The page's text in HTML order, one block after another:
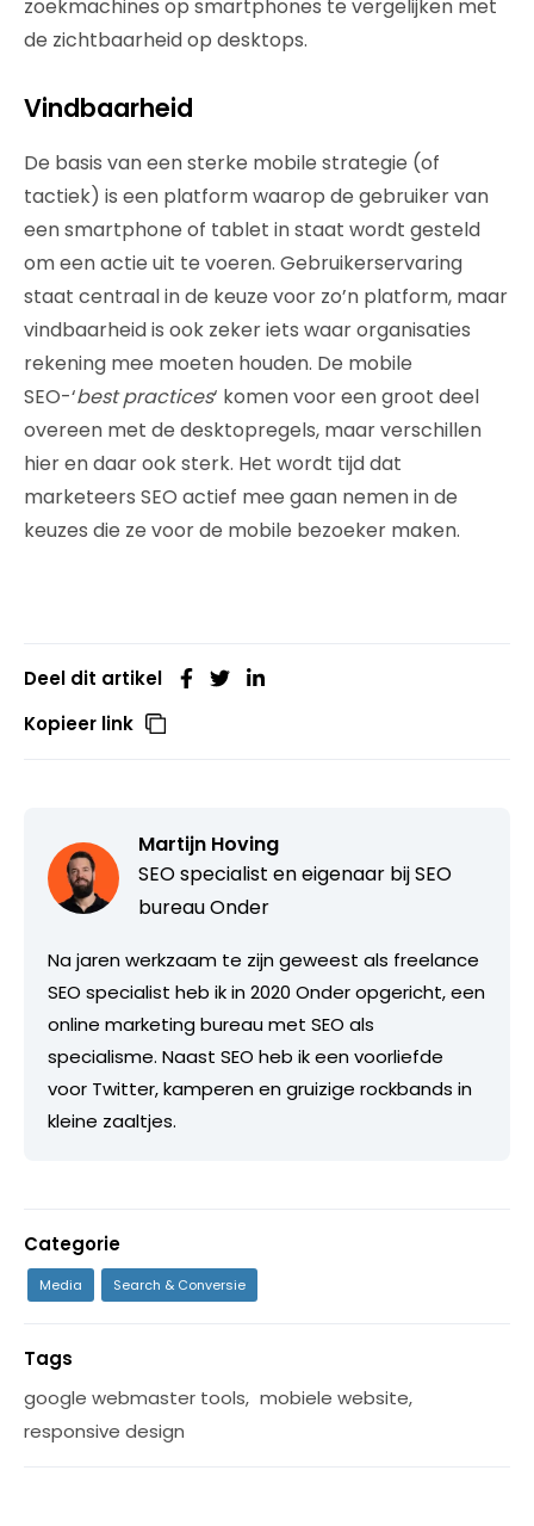
zoekmachines op smartphones te vergelijken met
de zichtbaarheid op desktops.
Vindbaarheid
De basis van een sterke mobile strategie (of
tactiek) is een platform waarop de gebruiker van
een smartphone of tablet in staat wordt gesteld
om een actie uit te voeren. Gebruikerservaring
staat centraal in de keuze voor zo’n platform, maar
vindbaarheid is ook zeker iets waar organisaties
rekening mee moeten houden. De mobile
SEO-‘best practices‘ komen voor een groot deel
overeen met de desktopregels, maar verschillen
hier en daar ook sterk. Het wordt tijd dat
marketeers SEO actief mee gaan nemen in de
keuzes die ze voor de mobile bezoeker maken.
Deel dit artikel
Kopieer link
Martijn Hoving
SEO specialist en eigenaar bijSEO
bureau Onder
Na jaren werkzaam te zijn geweest als freelance
SEO specialist heb ik in 2020 Onder opgericht, een
online marketing bureau met SEO als
specialisme. Naast SEO heb ik een voorliefde
voor Twitter, kamperen en gruizige rockbands in
kleine zaaltjes.
Categorie
Media Search & Conversie
Tags
google webmaster tools, mobiele website,
responsive design